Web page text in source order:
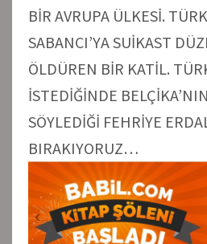
BİR AVRUPA ÜLKESİ.
SABANCI’YA SUİKAST
ÖLDÜREN BİR KATİL.
İSTEDİĞİNDE
SÖYLEDİĞİ FEHRİYE
BIRAKIYORUZ…